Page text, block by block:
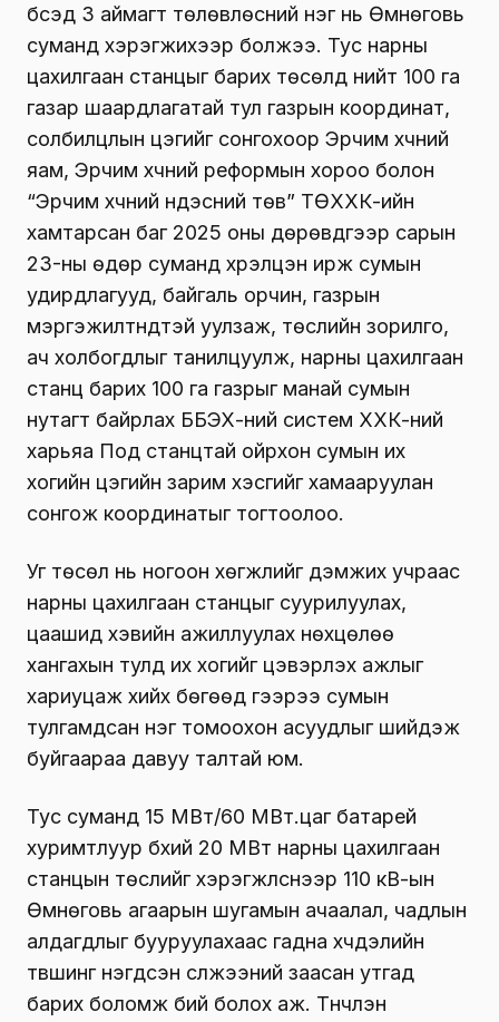
бүсэд 3 аймагт төлөвлөсний нэг нь Өмнөговь
суманд хэрэгжихээр болжээ. Тус нарны
цахилгаан станцыг барих төсөлд нийт 100 га
газар шаардлагатай тул газрын координат,
солбилцлын цэгийг сонгохоор Эрчим хүчний
яам, Эрчим хүчний реформын хороо болон
“Эрчим хүчний үндэсний төв” ТӨХХК-ийн
хамтарсан баг 2025 оны дөрөвдүгээр сарын
23-ны өдөр суманд хүрэлцэн ирж сумын
удирдлагууд, байгаль орчин, газрын
мэргэжилтнүүдтэй уулзаж, төслийн зорилго,
ач холбогдлыг танилцуулж, нарны цахилгаан
станц барих 100 га газрыг манай сумын
нутагт байрлах ББЭХ-ний систем ХХК-ний
харьяа Под станцтай ойрхон сумын их
хогийн цэгийн зарим хэсгийг хамааруулан
сонгож координатыг тогтоолоо.
Уг төсөл нь ногоон хөгжлийг дэмжих учраас
нарны цахилгаан станцыг суурилуулах,
цаашид хэвийн ажиллуулах нөхцөлөө
хангахын тулд их хогийг цэвэрлэх ажлыг
хариуцаж хийх бөгөөд үүгээрээ сумын
тулгамдсан нэг томоохон асуудлыг шийдэж
буйгаараа давуу талтай юм.
Тус суманд 15 МВт/60 МВт.цаг батарей
хуримтлуур бүхий 20 МВт нарны цахилгаан
станцын төслийг хэрэгжүүлснээр 110 кВ-ын
Өмнөговь агаарын шугамын ачаалал, чадлын
алдагдлыг бууруулахаас гадна хүчдэлийн
түвшинг нэгдсэн сүлжээний заасан утгад
барих боломж бий болох аж. Түүнчлэн